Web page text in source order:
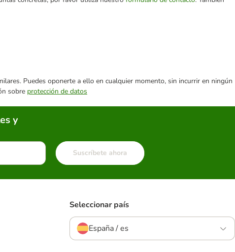
Puedes oponerte a ello en cualquier momento, sin incurrir en ningún
sobre protección de datos
y
Suscríbete ahora
Seleccionar país
España / es